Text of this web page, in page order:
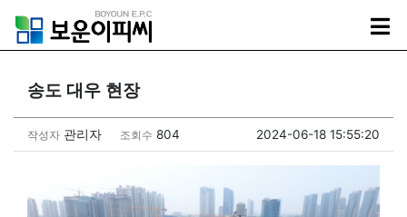
송도 대우 현장
작성자 관리자 조회수 804 2024-06-18 15:55:20